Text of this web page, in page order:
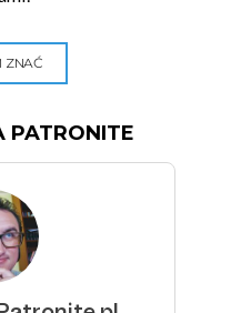
ZNAĆ
PATRONITE